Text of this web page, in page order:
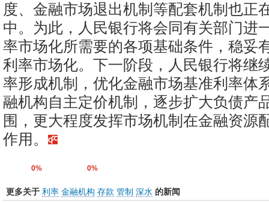
度、金融市场退出机制等配套机制也正
中。为此，人民银行将会同有关部门进
率市场化所需要的各项基础条件，稳妥
利率市场化。下一阶段，人民银行将继
率形成机制，优化金融市场基准利率体
融机构自主定价机制，逐步扩大负债产
围，更大程度发挥市场机制在金融资源
作用。
0% 0%
更多关于 利率 金融机构 存款 管制 深水 的新闻